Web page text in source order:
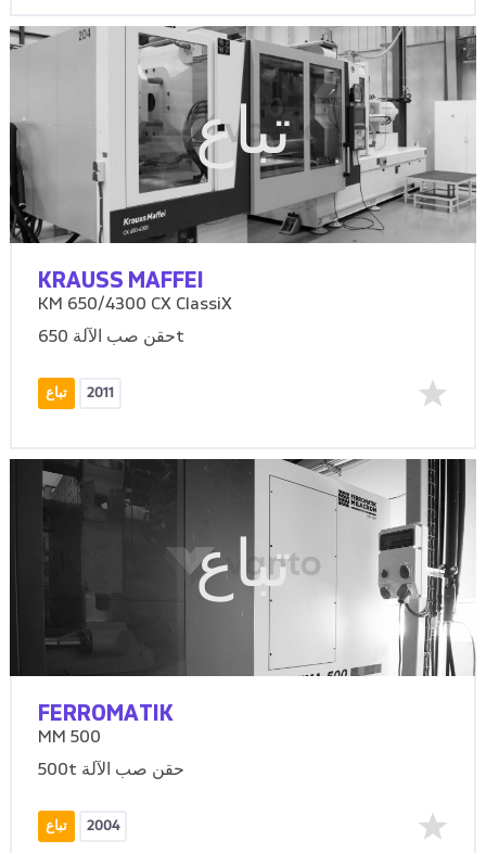
تباع
KRAUSS MAFFEI
KM 650/4300 CX ClassiX
حقن صب الآلة 650t
تباع 2011
تباع
FERROMATIK
MM 500
500t حقن صب الآلة
تباع 2004